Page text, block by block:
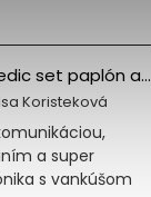
Celoročný Medic set paplón a vankúš z bavlny
Koristeková
a super
s vankúšom